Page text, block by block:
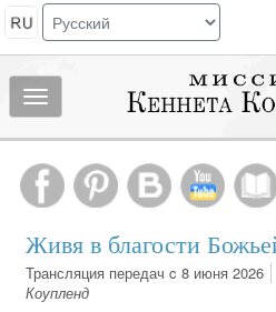
Показать/
скрыть
МЕНЮ
Живя в благости
Трансляция передач c 8 июня 2026
Коупленд